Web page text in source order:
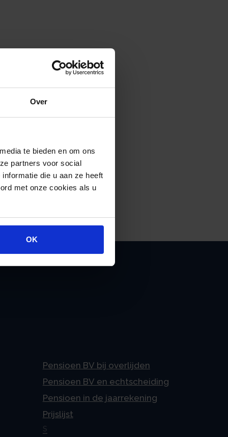
Over
te bieden en om ons
partners voor social
die u aan ze heeft
met onze cookies als u
OK
Pensioen BV bij overlijden
Pensioen BV en echtscheiding
Pensioen in de jaarrekening
Prijslijst
S